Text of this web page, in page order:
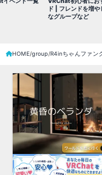
ド | フレンドを増
なグループなど
HOME group R4inちゃんファン